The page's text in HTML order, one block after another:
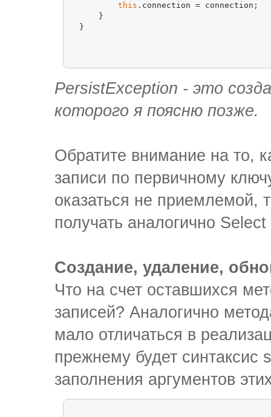
this .connection = connection;
    }
PersistException - это
которого я поясню позже.
Обратите внимание на то,
записи по первичному
оказаться не приемлемой,
получать аналогично
Создание, удаление,
Что на счет оставшихся
записей? Аналогично
мало отличаться в
прежнему будет синтаксис
заполнения аргументов